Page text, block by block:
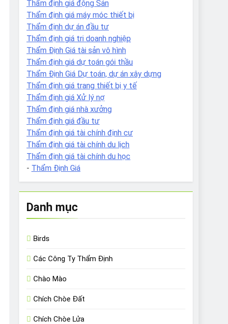
Thẩm định giá động Sản
Thẩm định giá máy móc thiết bị
Thẩm định dự án đầu tư
Thẩm định giá tri doanh nghiệp
Thẩm Định Giá tài sản vô hình
Thẩm định giá dự toán gói thầu
Thẩm Định Giá Dự toán, dự án xây dựng
Thẩm định giá trang thiết bị y tế
Thẩm định giá Xử lý nợ
Thẩm định giá nhà xưởng
Thẩm định giá đầu tư
Thẩm định giá tài chính định cư
Thẩm định giá tài chính du lịch
Thẩm định giá tài chính du học
- Thẩm Định Giá
Danh mục
Birds
Các Công Ty Thẩm Định
Chào Mào
Chích Chòe Đất
Chích Chòe Lửa